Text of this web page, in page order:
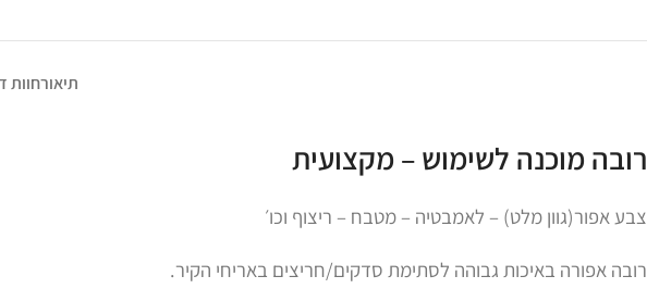
תיאורחוות
רובה מוכנה לשימוש – מקצועית
צבע אפור(גוון מלט) – לאמבטיה – מטבח – ריצוף וכו׳
רובה אפורה באיכות גבוהה לסתימת סדקים/חריצים באריחי הקיר.